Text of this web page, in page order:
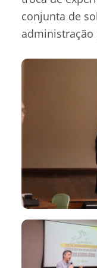
conjunta de
administração